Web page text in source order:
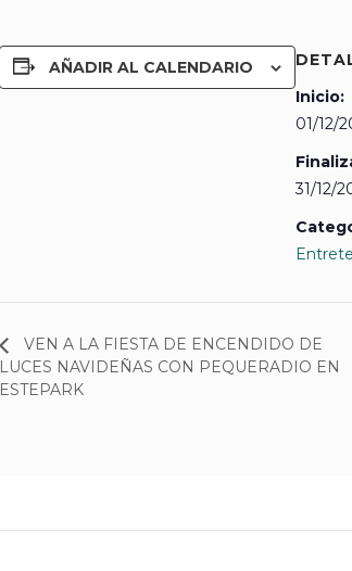
AÑADIR AL CALENDARIO
Inicio:
01/12/
31/12/
VEN A LA FIESTA DE ENCENDIDO DE
LUCES NAVIDEÑAS CON PEQUERADIO EN
ESTEPARK